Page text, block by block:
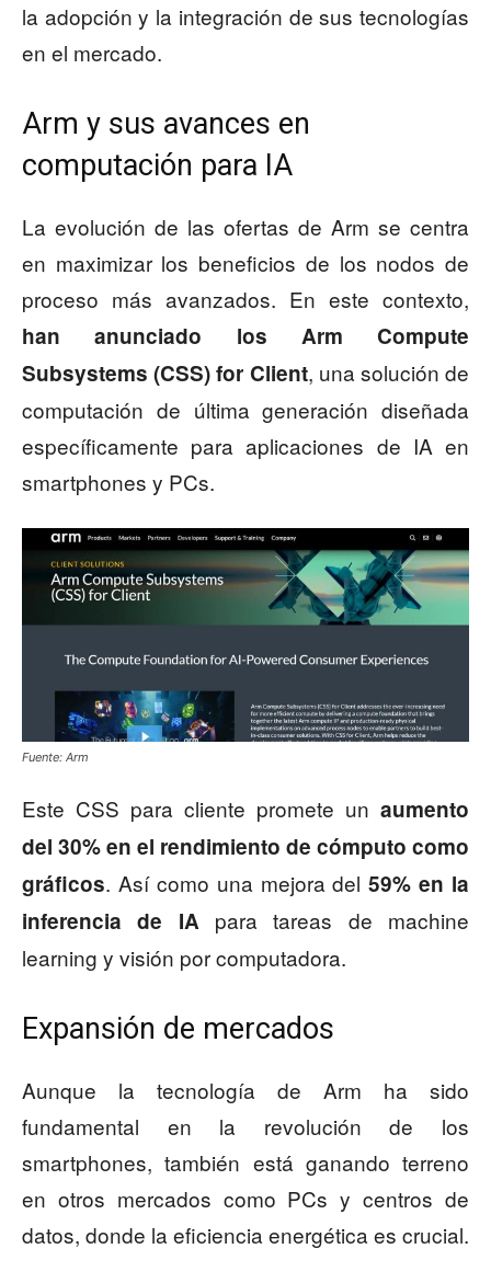
la adopción y la integración de sus tecnologías
en el mercado.
Arm y sus avances en
computación para IA
La evolución de las ofertas de Arm se centra
en maximizar los beneficios de los nodos de
proceso más avanzados. En este contexto,
han anunciado los Arm Compute
Subsystems (CSS) for Client, una solución de
computación de última generación diseñada
específicamente para aplicaciones de IA en
smartphones y PCs.
Fuente: Arm
Este CSS para cliente promete un aumento
del 30% en el rendimiento de cómputo como
gráficos. Así como una mejora del59% en la
inferencia de IA para tareas de machine
learning y visión por computadora.
Expansión de mercados
Aunque la tecnología de Arm ha sido
fundamental en la revolución de los
smartphones, también está ganando terreno
en otros mercados como PCs y centros de
datos, donde la eficiencia energética es crucial.